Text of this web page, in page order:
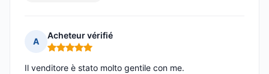
A
Acheteur vérifié
Nota: 5 su 5
Il venditore è stato molto gentile con me.